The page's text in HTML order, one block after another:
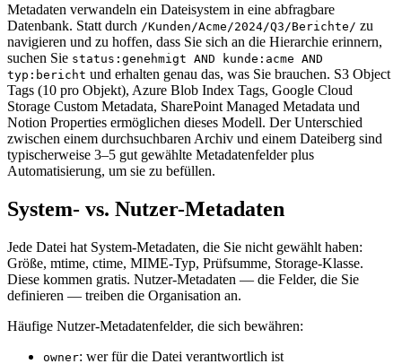
Metadaten verwandeln ein Dateisystem in eine abfragbare
Datenbank. Statt durch /Kunden/Acme/2024/Q3/Berichte/ zu
navigieren und zu hoffen, dass Sie sich an die Hierarchie erinnern,
suchen Sie status:genehmigt AND kunde:acme AND
typ:bericht und erhalten genau das, was Sie brauchen. S3 Object
Tags (10 pro Objekt), Azure Blob Index Tags, Google Cloud
Storage Custom Metadata, SharePoint Managed Metadata und
Notion Properties ermöglichen dieses Modell. Der Unterschied
zwischen einem durchsuchbaren Archiv und einem Dateiberg sind
typischerweise 3–5 gut gewählte Metadatenfelder plus
Automatisierung, um sie zu befüllen.
System- vs. Nutzer-Metadaten
Jede Datei hat System-Metadaten, die Sie nicht gewählt haben:
Größe, mtime, ctime, MIME-Typ, Prüfsumme, Storage-Klasse.
Diese kommen gratis. Nutzer-Metadaten — die Felder, die Sie
definieren — treiben die Organisation an.
Häufige Nutzer-Metadatenfelder, die sich bewähren:
owner: wer für die Datei verantwortlich ist